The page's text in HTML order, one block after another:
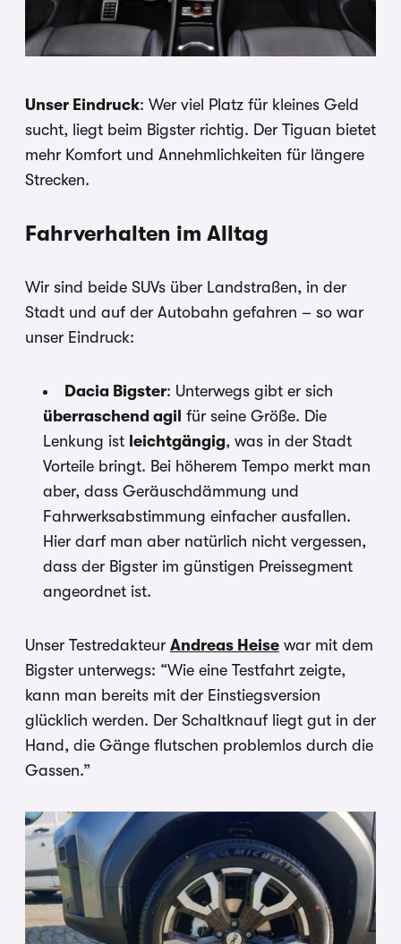
Unser Eindruck: Wer viel Platz für kleines Geld
sucht, liegt beim Bigster richtig. Der Tiguan bietet
mehr Komfort und Annehmlichkeiten für längere
Strecken.
Fahrverhalten im Alltag
Wir sind beide SUVs über Landstraßen, in der
Stadt und auf der Autobahn gefahren – so war
unser Eindruck:
Dacia Bigster: Unterwegs gibt er sich
überraschend agil für seine Größe. Die
Lenkung ist leichtgängig, was in der Stadt
Vorteile bringt. Bei höherem Tempo merkt man
aber, dass Geräuschdämmung und
Fahrwerksabstimmung einfacher ausfallen.
Hier darf man aber natürlich nicht vergessen,
dass der Bigster im günstigen Preissegment
angeordnet ist.
Unser Testredakteur Andreas Heise war mit dem
Bigster unterwegs: “Wie eine Testfahrt zeigte,
kann man bereits mit der Einstiegsversion
glücklich werden. Der Schaltknauf liegt gut in der
Hand, die Gänge flutschen problemlos durch die
Gassen.”